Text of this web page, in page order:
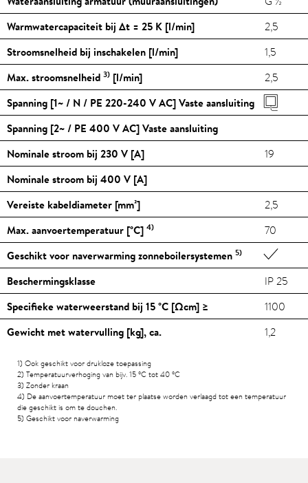
Warmwatercapaciteit bij Δt = 25 K [l/min]
Stroomsnelheid bij inschakelen [l/min]
Max. stroomsnelheid 3) [l/min]
Spanning [1~ / N / PE 220-240 V AC] Vaste aansluiting
Spanning [2~ / PE 400 V AC] Vaste aansluiting
Nominale stroom bij 230 V [A]
Nominale stroom bij 400 V [A]
Vereiste kabeldiameter [mm²]
Max. aanvoertemperatuur [°C] 4)
Geschikt voor naverwarming zonneboilersystemen 5)
Beschermingsklasse
Specifieke waterweerstand bij 15°C [Ωcm] ≥
Gewicht met watervulling [kg], ca.
2,5
1,5
2,5
19
2,5
70
IP 25
1100
1,2
1) Ook geschikt voor drukloze toepassing
2) Temperatuurverhoging van bijv. 15°Ctot 40°C
3) Zonder kraan
4) De aanvoertemperatuur moet ter plaatse worden verlaagd tot een temperatuur
die geschikt is om te douchen.
5) Geschikt voor naverwarming